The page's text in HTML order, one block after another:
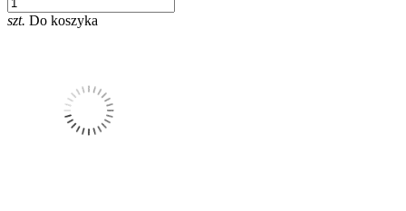
szt. Do koszyka